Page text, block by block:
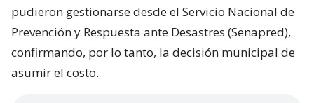
pudieron gestionarse desde el Servicio Nacional de
Prevención y Respuesta ante Desastres (Senapred),
confirmando, por lo tanto, la decisión municipal de
asumir el costo.